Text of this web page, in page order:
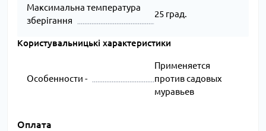
Максимальна температура
зберігання
25 град.
Користувальницькі характеристики
Особенности -
Применяется
против садовых
муравьев
Оплата